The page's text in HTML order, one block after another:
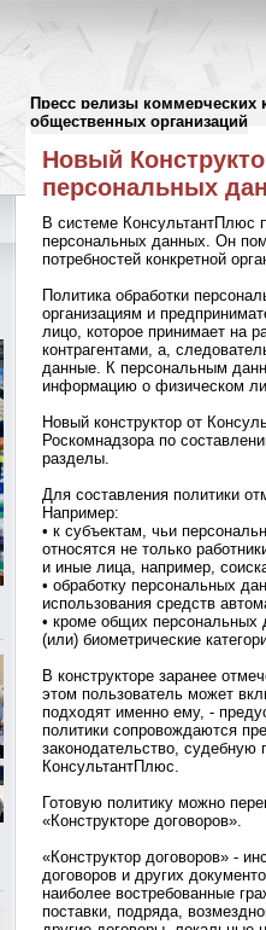
Пресс релизы коммерческих
общественных организаций
Пресс-релизы//
Новый
персональных
В системе КонсультантПлюс
персональных данных. Он
потребностей конкретной
Политика обработки
организациям и
лицо, которое принимает на
контрагентами, а,
данные. К персональным
информацию о физическом
Новый конструктор от
Роскомнадзора по
разделы.
Для составления политики
Например:
• к субъектам, чьи
относятся не только
и иные лица, например,
• обработку персональных
использования средств
• кроме общих персональных
(или) биометрические
В конструкторе заранее
этом пользователь может
подходят именно ему, -
политики сопровождаются
законодательство, судебную
КонсультантПлюс.
Готовую политику можно
«Конструкторе договоров».
«Конструктор договоров» -
договоров и других
наиболее востребованные
поставки, подряда,